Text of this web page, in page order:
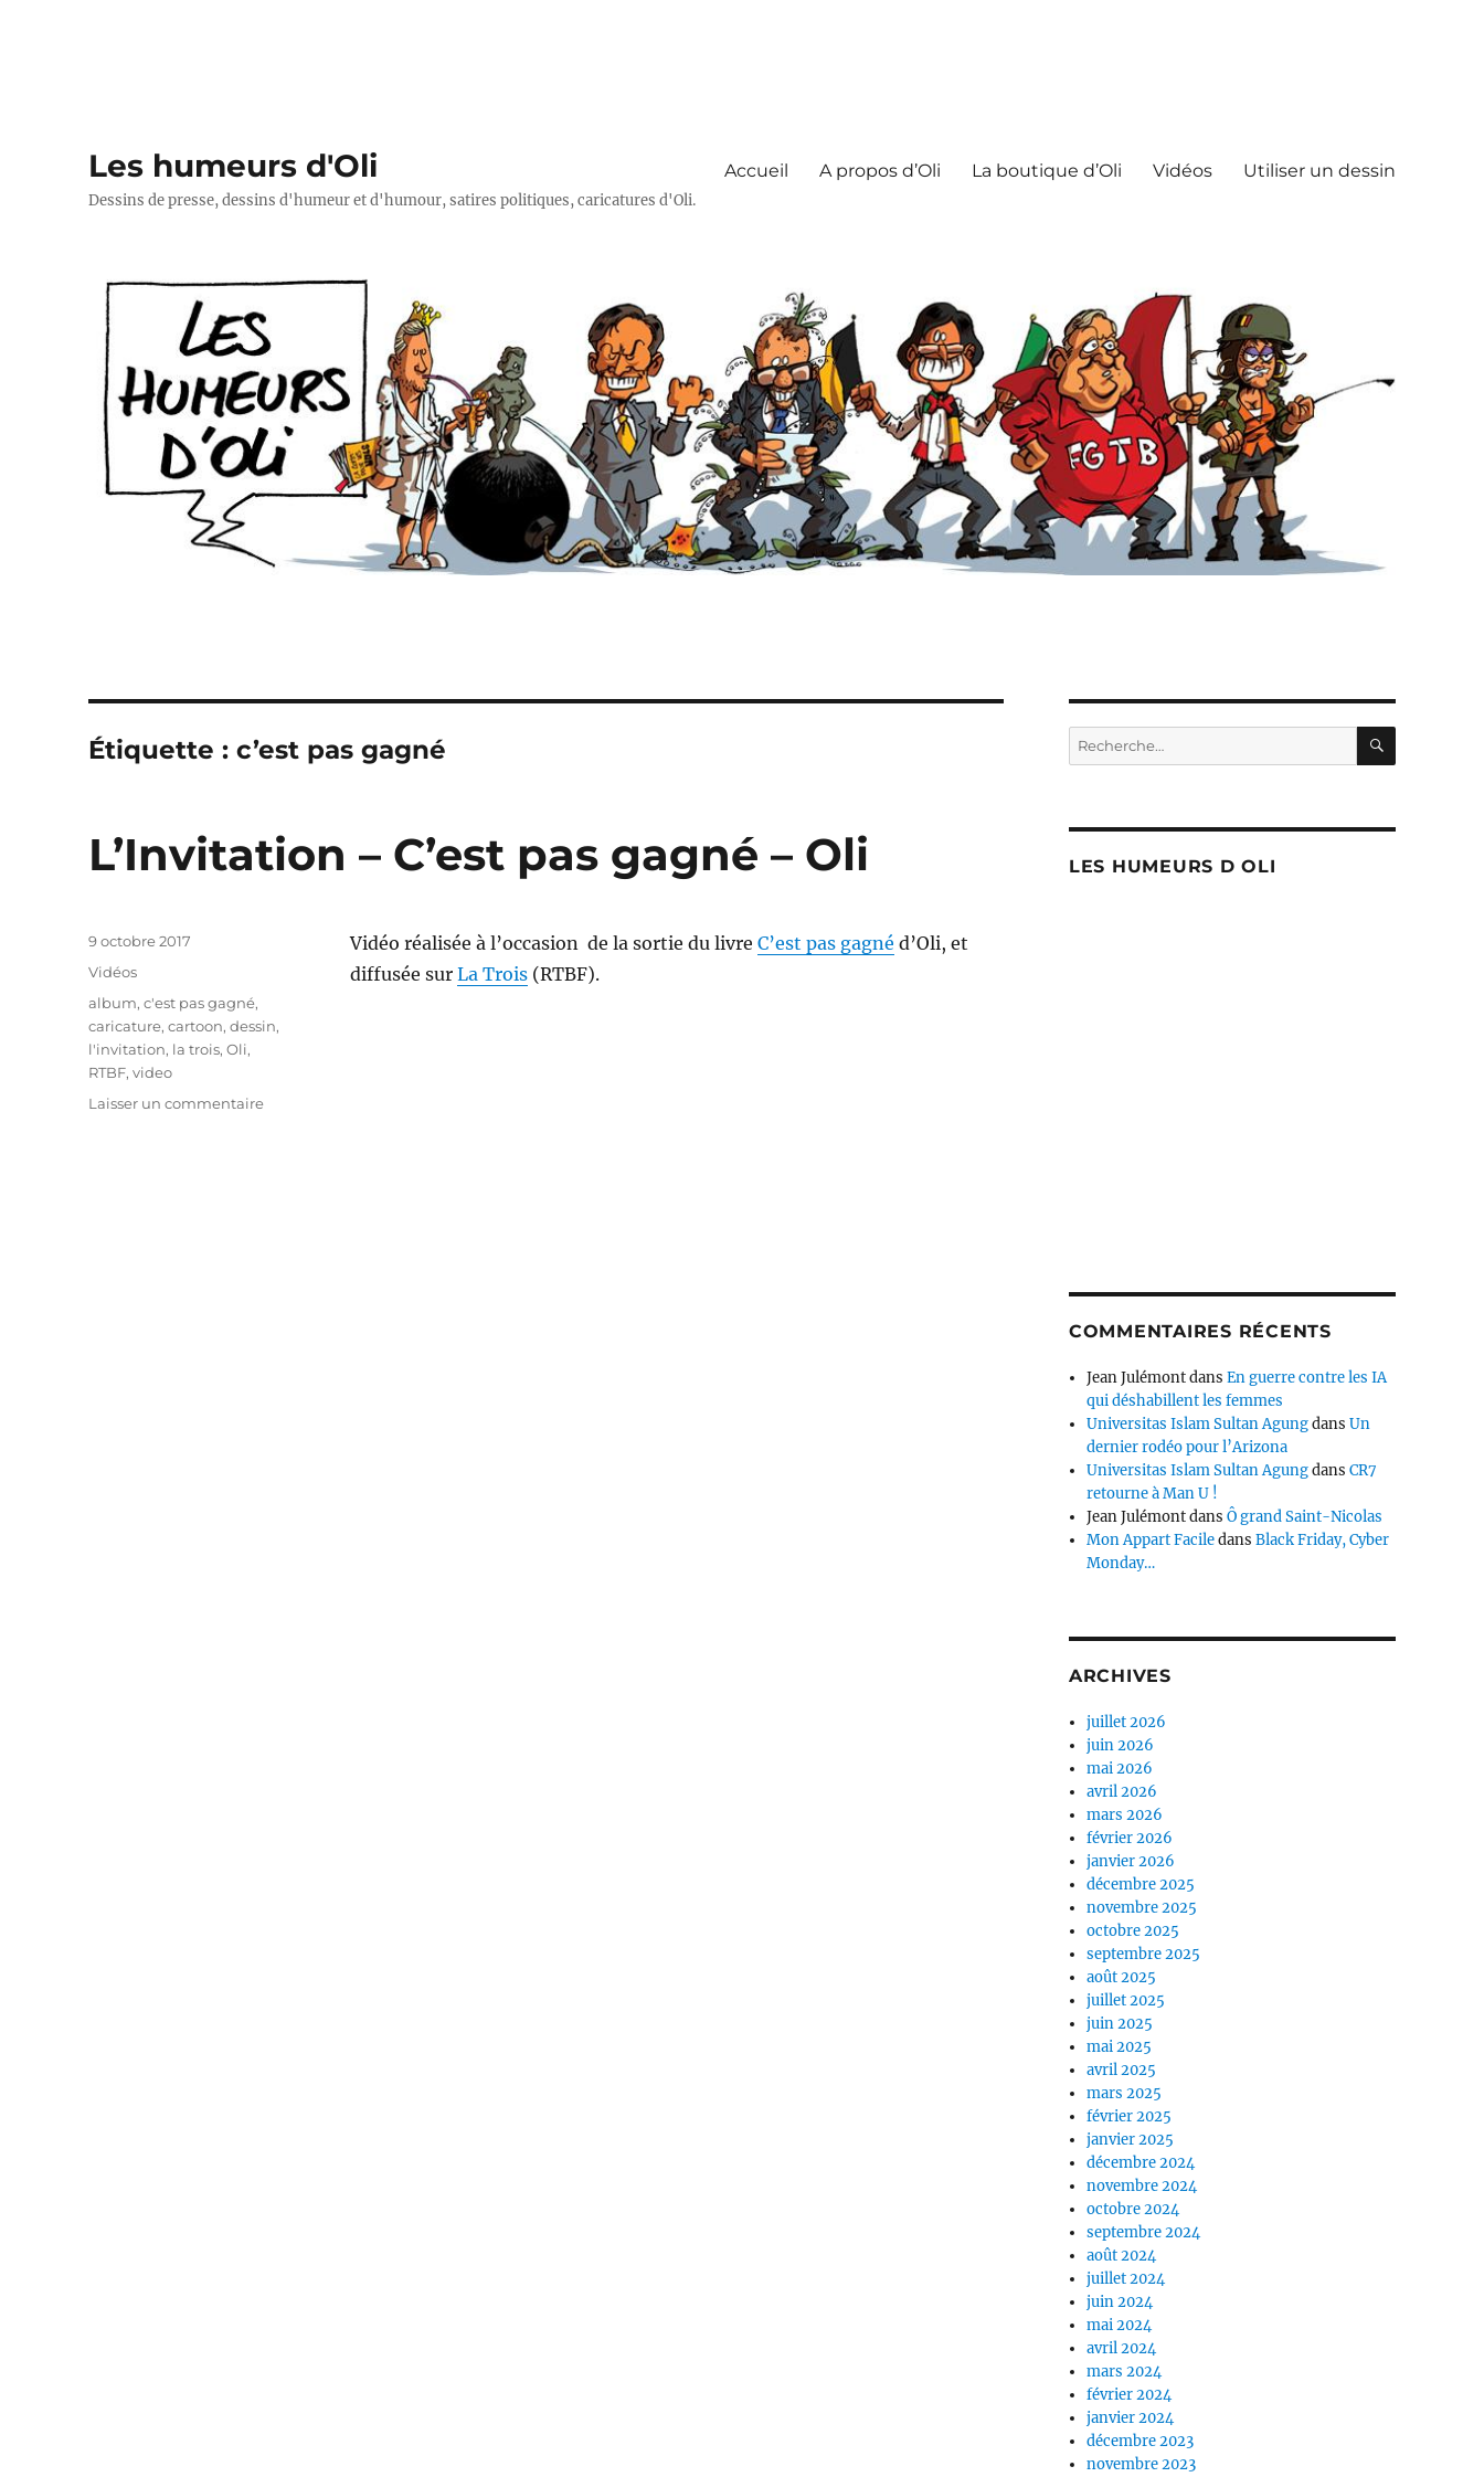
Les humeurs d'Oli
Dessins de presse, dessins d'humeur et d'humour, satires politiques, caricatures d'Oli.
Accueil A propos d’Oli La boutique d’Oli Vidéos Utiliser un dessin
Étiquette :c’est pas gagné
L’Invitation – C’est pas gagné – Oli
Vidéo réalisée à l’occasion de la sortie du livre C’est pas gagné d’Oli, et
diffusée sur La Trois(RTBF).
Publié
le
9 octobre 2017
Catégories
Vidéos
Étiquettes
album,c'est pas gagné,
caricature,cartoon,dessin,
l'invitation, la trois,Oli,
RTBF,video
Laisser un commentairesur
Recherche
pour :
LES HUMEURS D OLI
COMMENTAIRES RÉCENTS
Jean JulémontdansEn guerre contre les IA
qui déshabillent les femmes
Universitas Islam Sultan AgungdansUn
dernier rodéo pour l’Arizona
Universitas Islam Sultan AgungdansCR7
retourne à Man U !
Jean JulémontdansÔ grand Saint-Nicolas
Mon Appart FaciledansBlack Friday, Cyber
Monday…
ARCHIVES
juillet 2026
juin 2026
mai 2026
avril 2026
mars 2026
février 2026
janvier 2026
décembre 2025
novembre 2025
octobre 2025
septembre 2025
août 2025
juillet 2025
juin 2025
mai 2025
avril 2025
mars 2025
février 2025
janvier 2025
décembre 2024
novembre 2024
octobre 2024
septembre 2024
août 2024
juillet 2024
juin 2024
mai 2024
avril 2024
mars 2024
février 2024
janvier 2024
décembre 2023
novembre 2023